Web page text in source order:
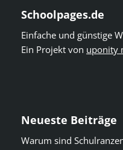
Schoolpages.de
Einfache und günstige
Ein Projekt von uponity
Neueste Beiträge
Warum sind